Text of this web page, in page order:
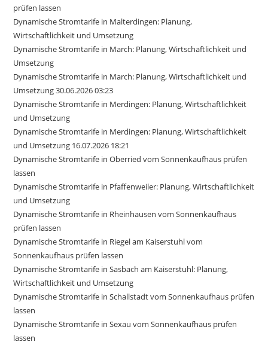
prüfen lassen
Dynamische Stromtarife in Malterdingen: Planung,
Wirtschaftlichkeit und Umsetzung
Dynamische Stromtarife in March: Planung, Wirtschaftlichkeit und
Umsetzung
Dynamische Stromtarife in March: Planung, Wirtschaftlichkeit und
Umsetzung 30.06.2026 03:23
Dynamische Stromtarife in Merdingen: Planung, Wirtschaftlichkeit
und Umsetzung
Dynamische Stromtarife in Merdingen: Planung, Wirtschaftlichkeit
und Umsetzung 16.07.2026 18:21
Dynamische Stromtarife in Oberried vom Sonnenkaufhaus prüfen
lassen
Dynamische Stromtarife in Pfaffenweiler: Planung, Wirtschaftlichkeit
und Umsetzung
Dynamische Stromtarife in Rheinhausen vom Sonnenkaufhaus
prüfen lassen
Dynamische Stromtarife in Riegel am Kaiserstuhl vom
Sonnenkaufhaus prüfen lassen
Dynamische Stromtarife in Sasbach am Kaiserstuhl: Planung,
Wirtschaftlichkeit und Umsetzung
Dynamische Stromtarife in Schallstadt vom Sonnenkaufhaus prüfen
lassen
Dynamische Stromtarife in Sexau vom Sonnenkaufhaus prüfen
lassen